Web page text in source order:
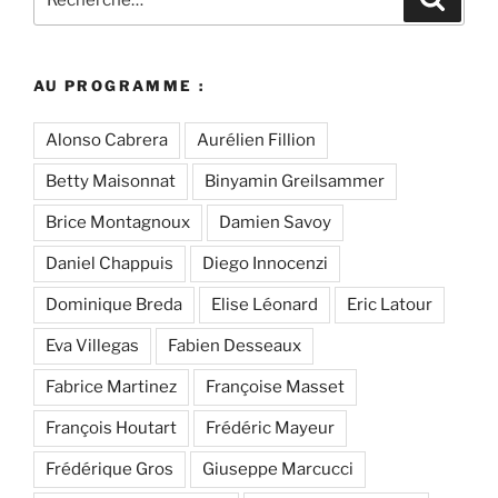
pour
AU PROGRAMME :
Alonso Cabrera Aurélien Fillion
Betty Maisonnat Binyamin Greilsammer
Brice Montagnoux Damien Savoy
Daniel Chappuis Diego Innocenzi
Dominique Breda Elise Léonard Eric Latour
Eva Villegas Fabien Desseaux
Fabrice Martinez Françoise Masset
François Houtart Frédéric Mayeur
Frédérique Gros Giuseppe Marcucci